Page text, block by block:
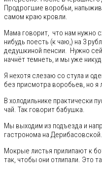
Продрогшие воробьи,
самом краю кровли.
Мама говорит, что нам нужно
нибудь поесть (к чаю,) на 3
дедушкиной пенсии. Нужно
начнёт темнеть, и мы уже
Я нехотя слезаю со стула и
без присмотра воробьев, но
В холодильнике практически
чай. Так говорит бабушка.
Мы выходим из подъезда и
гастронома на Дерибасовской.
Мокрые листья прилипают к
так, чтобы они отлипали. Это